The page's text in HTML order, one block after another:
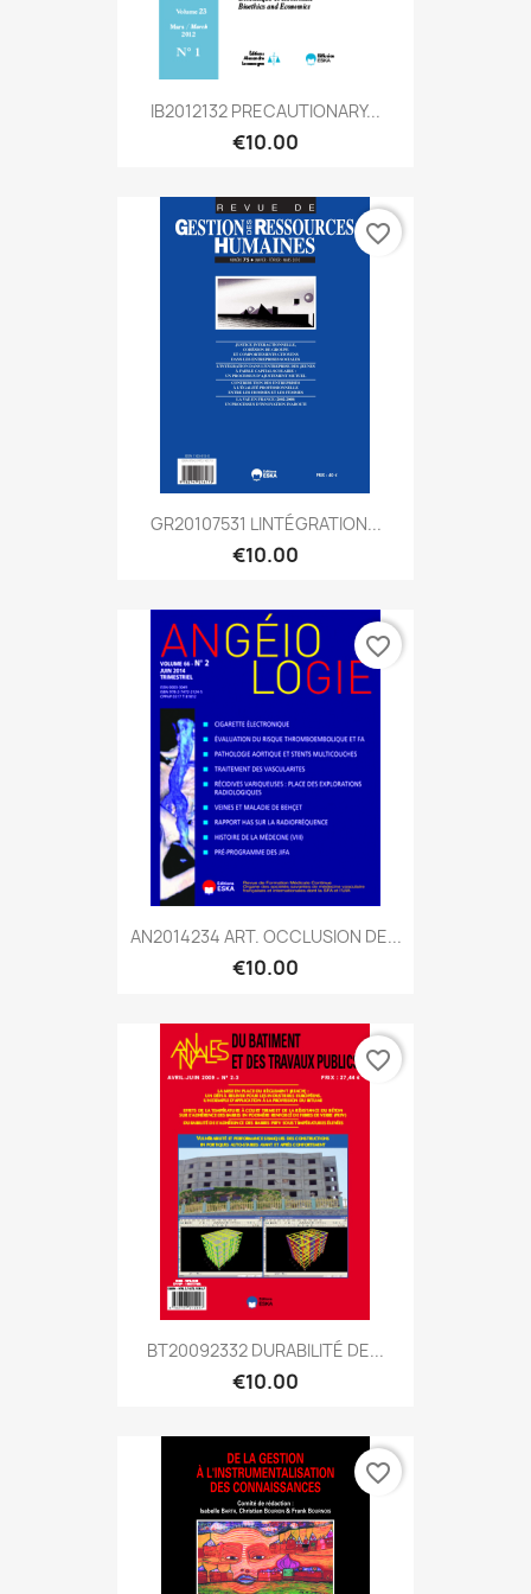
IB2012132 PRECAUTIONARY...
€10.00
GR20107531 LINTÉGRATION...
€10.00
favorite_border
AN2014234 ART. OCCLUSION DE...
€10.00
favorite_border
BT20092332 DURABILITÉ DE...
€10.00
favorite_border
favorite_border